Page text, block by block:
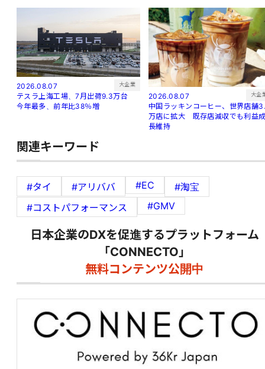
2026.08.07 大企業
テスラ上海工場、7月出荷9.3万台
今年最多、前年比38％増
2026.08.07 大企
中国ラッキンコーヒー、世界店舗
万店に拡大 既存店減収でも利益
長維持
関連キーワード
#タイ #アリババ #EC
#淘宝
#コストパフォーマンス
#GMV
日本企業のDXを促進するプラットフォーム
「CONNECTO」
無料コンテンツ公開中